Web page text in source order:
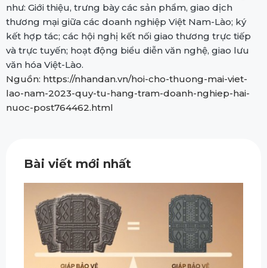
như: Giới thiệu, trưng bày các sản phẩm, giao dịch
thương mại giữa các doanh nghiệp Việt Nam-Lào; ký
kết hợp tác; các hội nghị kết nối giao thương trực tiếp
và trực tuyến; hoạt động biểu diễn văn nghệ, giao lưu
văn hóa Việt-Lào.
Nguồn: https://nhandan.vn/hoi-cho-thuong-mai-viet-
lao-nam-2023-quy-tu-hang-tram-doanh-nghiep-hai-
nuoc-post764462.html
Bài viết mới nhất